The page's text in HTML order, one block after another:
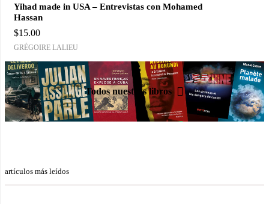
Yihad made in USA – Entrevistas con Mohamed
Hassan
$15.00
GRÉGOIRE LALIEU
Todos nuestros libros
artículos más leídos